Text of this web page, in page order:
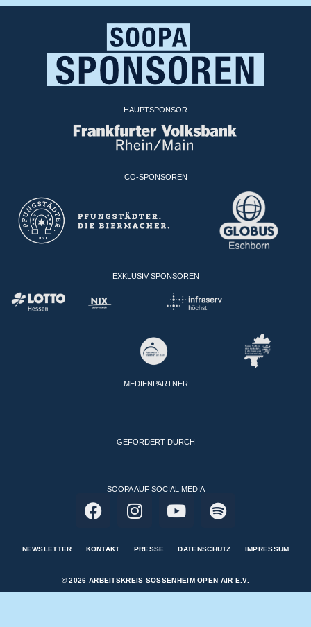
HAUPTSPONSOR
CO-SPONSOREN
EXKLUSIV SPONSOREN
MEDIENPARTNER
GEFÖRDERT DURCH
SOOPA AUF SOCIAL MEDIA
NEWSLETTER KONTAKT PRESSE DATENSCHUTZ IMPRESSUM
© 2026 ARBEITSKREIS SOSSENHEIM OPEN AIR E.V.